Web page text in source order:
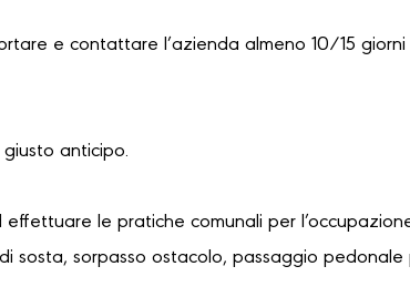
e contattare l’azienda almeno 10/15
anticipo.
le pratiche comunali per
sosta, sorpasso ostacolo, passaggio